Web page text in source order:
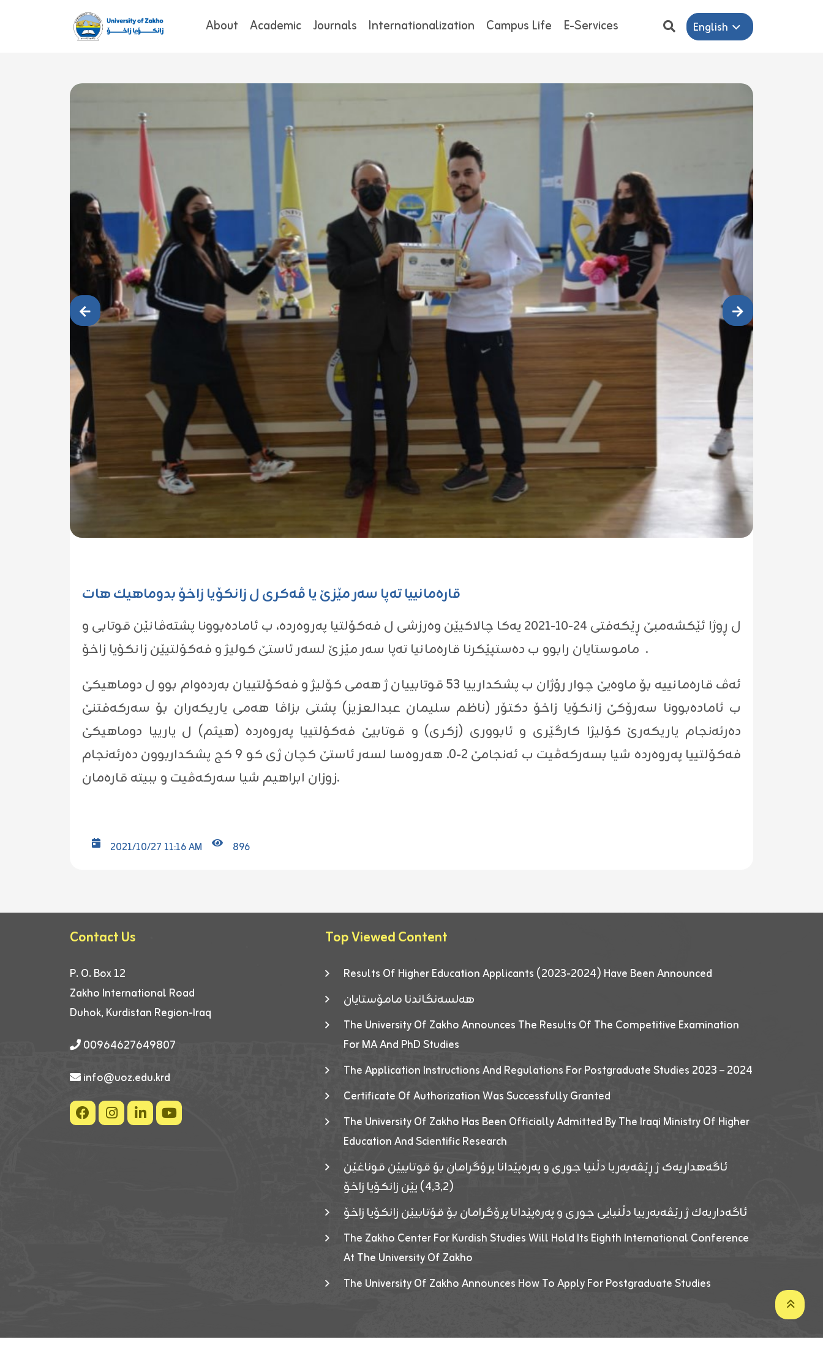
About Academic Journals Internationalization Campus Life E-Services English
قاره‌مانییا ته‌پا سه‌ر مێزێ یا ڤه‌كرى ل زانكۆیا زاخۆ بدوماهیك هات
ل ڕوژا ئێکشەمبێ ڕێکەفتی ٢٤-١٠-٢٠٢١ یەکا چالاکیێن وەرزشی ل فەکۆلتیا پەروەردە، ب ئاماده‌بوونا پشته‌ڤانێن قوتابى و
ماموستایان رابوو ب دەستپێکرنا قارەمانیا تەپا سەر مێزێ لسەر ئاستێ کولیژ و فەکۆلتیێن زانکۆیا زاخۆ .
ئه‌ڤ قاره‌مانییه‌ بۆ ماوه‌یێ چوار رۆژان ب پشكدارییا 53 قوتابییان ژ هه‌مى كۆلیژ و فه‌كۆلتییان به‌رده‌وام بوو ل دوماهیكێ
ب ئاماده‌بوونا سه‌رۆكێ زانكۆیا زاخۆ دكتۆر (ناظم سلیمان عبدالعزیز) پشتى بزاڤا هه‌مى یاریكه‌ران بۆ سه‌ركه‌فتنێ
ده‌رئه‌نجام یاریكه‌رێ كۆلیژا كارگێرى و ئابوورى (زكرى) و قوتابیێ فه‌كۆلتییا په‌روه‌رده‌ (هیثم) ل یارییا دوماهیكێ
فه‌كۆلتییا په‌روه‌رده‌ شیا بسه‌ركه‌ڤیت ب ئه‌نجامێ 2-0. هه‌روه‌سا لسه‌ر ئاستێ كچان ژى كو 9 كچ پشكداربوون ده‌رئه‌نجام
زوزان ابراهیم شیا سه‌ركه‌ڤیت و ببیته‌ قاره‌مان.
2021/10/27 11:16 AM 896
Contact Us
P. O. Box 12
Zakho International Road
Duhok, Kurdistan Region-Iraq
00964627649807
info@uoz.edu.krd
Top Viewed Content
Results Of Higher Education Applicants (2023-2024) Have Been Announced
هەلسەنگاندنا مامۆستایان
The University Of Zakho Announces The Results Of The Competitive Examination
For MA And PhD Studies
The Application Instructions And Regulations For Postgraduate Studies 2023 – 2024
Certificate Of Authorization Was Successfully Granted
The University Of Zakho Has Been Officially Admitted By The Iraqi Ministry Of Higher
Education And Scientific Research
ئاگەهداریەک ژ ڕێڤەبەریا دڵنیا جوری و پەرەپێدانا پرۆگرامان بۆ قوتابیێن قوناغێن
(٤٫٣٫٢) یێن زانکۆیا زاخۆ
ئاگەداریەك ژ رێڤەبەرییا دڵنیایی جوری و پەرەپێدانا پرۆگرامان بۆ قۆتابیێن زانکۆیا زاخۆ
The Zakho Center For Kurdish Studies Will Hold Its Eighth International Conference
At The University Of Zakho
The University Of Zakho Announces How To Apply For Postgraduate Studies